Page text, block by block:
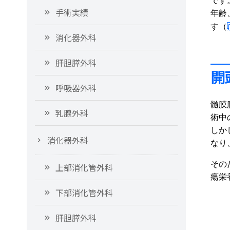
年齢
す（
開
髄膜
術中
し
なり
その
瘍栄
手術実績
消化器外科
肝胆膵外科
呼吸器外科
乳腺外科
消化器外科
上部消化管外科
下部消化管外科
肝胆膵外科